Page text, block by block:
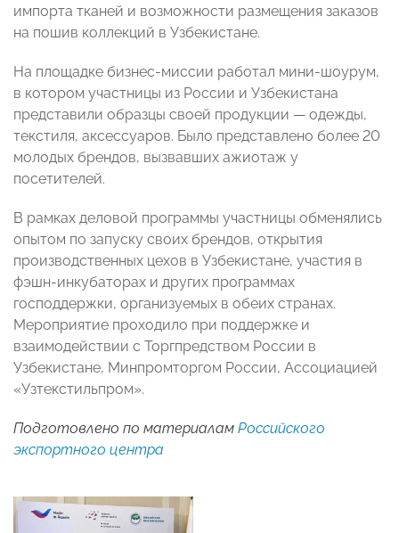
импорта тканей и возможности размещения заказов
на пошив коллекций в Узбекистане.
На площадке бизнес-миссии работал мини-шоурум,
в котором участницы из России и Узбекистана
представили образцы своей продукции — одежды,
текстиля, аксессуаров. Было представлено более 20
молодых брендов, вызвавших ажиотаж у
посетителей.
В рамках деловой программы участницы обменялись
опытом по запуску своих брендов, открытия
производственных цехов в Узбекистане, участия в
фэшн-инкубаторах и других программах
господдержки, организуемых в обеих странах.
Мероприятие проходило при поддержке и
взаимодействии с Торгпредством России в
Узбекистане, Минпромторгом России, Ассоциацией
«Узтекстильпром».
Подготовлено по материалам Российского
экспортного центра